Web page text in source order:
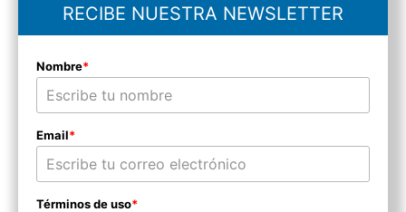
RECIBE NUESTRA NEWSLETTER
Nombre*
Email*
Términos de uso*